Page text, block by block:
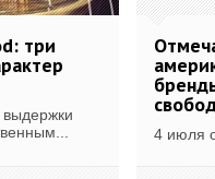
три
выдержки
4 июля